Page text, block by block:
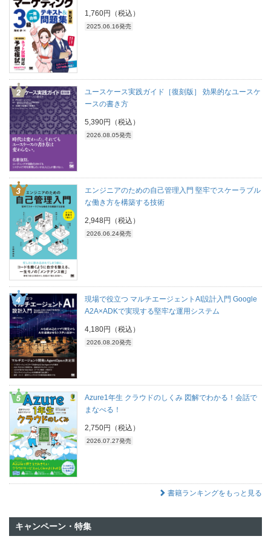
1,760円（税込）
2025.06.16発売
ユースケース実践ガイド［復刻版］ 効果的なユースケ
ースの書き方
5,390円（税込）
2026.08.05発売
エンジニアのための自己管理入門 堅牢でスケーラブル
な働き方を構築する技術
2,948円（税込）
2026.06.24発売
現場で役立つ マルチエージェントAI設計入門 Google
A2A×ADKで実現する堅牢な運用システム
4,180円（税込）
2026.08.20発売
Azure1年生 クラウドのしくみ 図解でわかる！会話で
まなべる！
2,750円（税込）
2026.07.27発売
書籍ランキングをもっと見る
キャンペーン・特集